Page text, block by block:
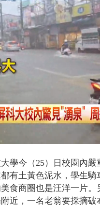
46.30%
學今（25）日校園內
有土黃色泥水，學生
食商圈也是汪洋一片
近，一名老翁要採摘破